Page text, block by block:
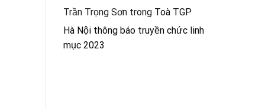
Trần Trọng Sơn trong Toà TGP
Hà Nội thông báo truyền chức linh
mục 2023